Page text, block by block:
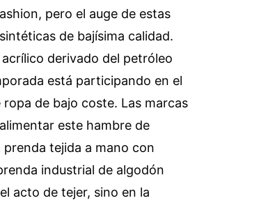
pero el auge de estas
de bajísima calidad.
derivado del petróleo
está participando en el
de bajo coste. Las marcas
este hambre de
tejida a mano con
industrial de algodón
acto de tejer, sino en la